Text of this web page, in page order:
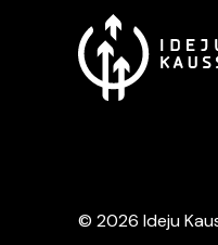
© 2026 Ideju